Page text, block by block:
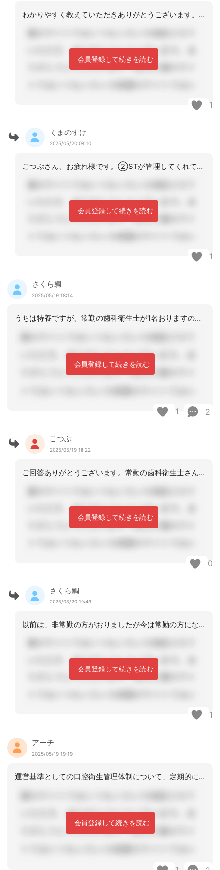
わかりやすく教えていただきありがとうございます。①協力的な歯科医さん羨ましいです
会員登録して続きを読む
1
くまのすけ
2025/05/20 08:10
こつぶさん、お疲れ様です。②STが管理してくれています。③https://www
会員登録して続きを読む
1
さくら鯛
2025/05/19 18:14
うちは特養ですが、常勤の歯科衛生士が1名おりますので、その人がすべて行っています
会員登録して続きを読む
1 2
こつぶ
2025/05/19 18:22
ご回答ありがとうございます。常勤の歯科衛生士さん…そんな方がいてくれたらいいです
会員登録して続きを読む
0
さくら鯛
2025/05/20 10:48
以前は、非常勤の方がおりましたが今は常勤の方になりました。前任の契約が切れたのと
会員登録して続きを読む
1
アーチ
2025/05/19 19:19
運営基準としての口腔衛生管理体制について、定期的に、施設に歯科医師が見に来られて
会員登録して続きを読む